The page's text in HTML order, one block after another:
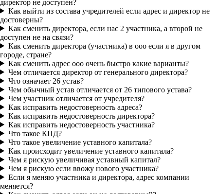
директор не доступен?
Как выйти из состава учредителей если адрес и директор не
достоверны?
Как сменить директора, если нас 2 участника, а второй не
доступен не на связи?
Как сменить директора (участника) в ооо если я в другом
городе, стране?
Как сменить адрес ооо очень быстро какие варианты?
Чем отличается директор от генерального директора?
Что означает 26 устав?
Чем обычный устав отличается от 26 типового устава?
Чем участник отличается от учредителя?
Как исправить недостоверность адреса?
Как исправить недостоверность директора?
Как исправить недостоверность участника?
Что такое КПД?
Что такое увеличение уставного капитала?
Как происходит увеличение уставного капитала?
Чем я рискую увеличивая уставный капитал?
Чем я рискую если ввожу нового участника?
Если я меняю участника и директора, адрес компании
меняется?